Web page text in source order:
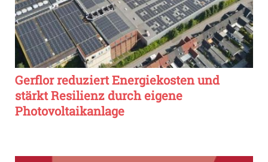
Gerflor reduziert Energiekosten und
stärkt Resilienz durch eigene
Photovoltaikanlage